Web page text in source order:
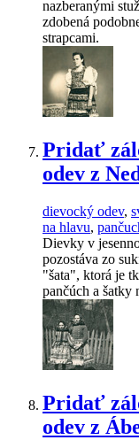
nazberanými
zdobená
strapcami.
Pridať
odev z
dievocký odev,
na hlavu,
Dievky v
pozostáva zo
"šata", ktorá je
pančúch a šatky
Pridať
odev z